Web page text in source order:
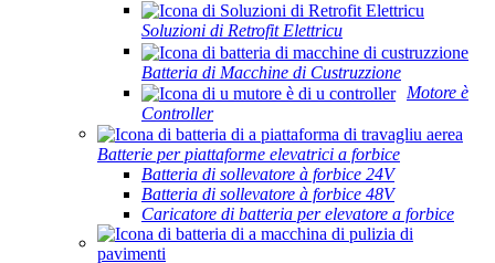
Soluzioni di Retrofit Elettricu
Batteria di Macchine di Custruzzione
Motore è
Controller
Batterie per piattaforme elevatrici a forbice
Batteria di sollevatore à forbice 24V
Batteria di sollevatore à forbice 48V
Caricatore di batteria per elevatore a forbice